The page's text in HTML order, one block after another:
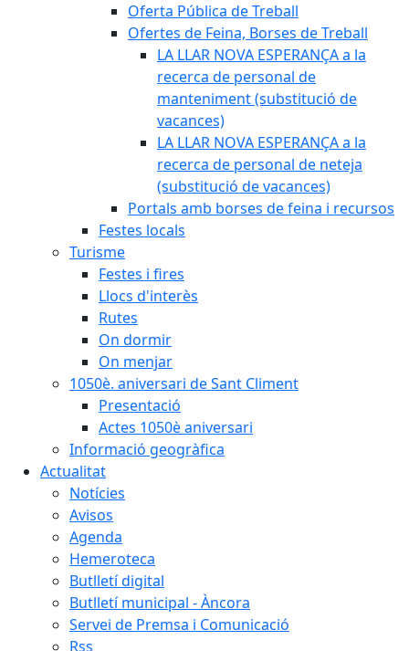
Oferta Pública de Treball
Ofertes de Feina, Borses de Treball
LA LLAR NOVA ESPERANÇA a la
recerca de personal de
manteniment (substitució de
vacances)
LA LLAR NOVA ESPERANÇA a la
recerca de personal de neteja
(substitució de vacances)
Portals amb borses de feina i recursos
Festes locals
Turisme
Festes i fires
Llocs d'interès
Rutes
On dormir
On menjar
1050è. aniversari de Sant Climent
Presentació
Actes 1050è aniversari
Informació geogràfica
Actualitat
Notícies
Avisos
Agenda
Hemeroteca
Butlletí digital
Butlletí municipal - Àncora
Servei de Premsa i Comunicació
Rss